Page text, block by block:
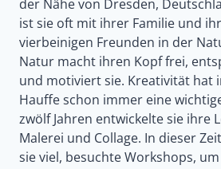
der Nähe von Dresden,
ist sie oft mit ihrer Familie und
vierbeinigen Freunden in der
Natur macht ihren Kopf frei,
und motiviert sie. Kreativität hat
Hauffe schon immer eine
zwölf Jahren entwickelte sie ihre
Malerei und Collage. In dieser
sie viel, besuchte Workshops,